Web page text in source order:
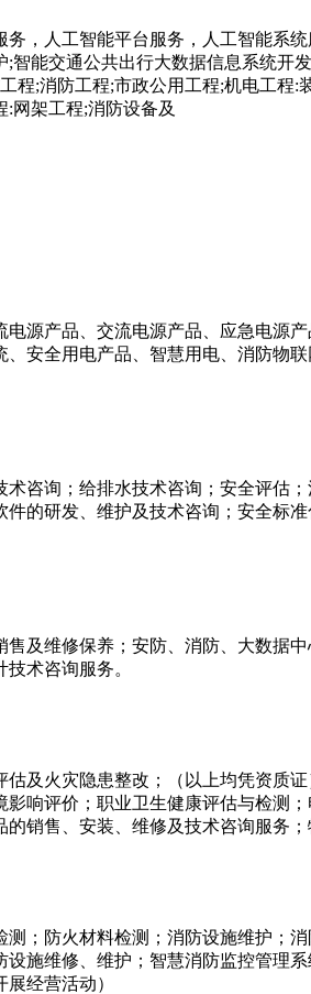
，人工智能平台服务，人工智能系
能交通公共出行大数据信息系统开
程;消防工程;市政公用工程;机电工程:
网架工程;消防设备及
源产品、交流电源产品、应急电源
安全用电产品、智慧用电、消防物
咨询；给排水技术咨询；安全评估
的研发、维护及技术咨询；安全标
及维修保养；安防、消防、大数据
术咨询服务。
及火灾隐患整改；（以上均凭资质
响评价；职业卫生健康评估与检测
销售、安装、维修及技术咨询服务
；防火材料检测；消防设施维护；
施维修、维护；智慧消防监控管理
经营活动）